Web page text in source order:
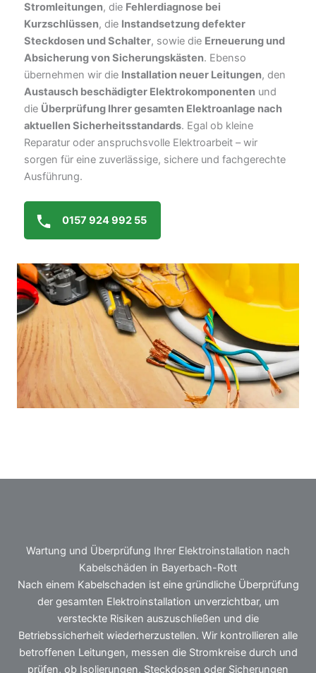
Stromleitungen, die Fehlerdiagnose bei
Kurzschlüssen, die Instandsetzung defekter
Steckdosen und Schalter, sowie die Erneuerung und
Absicherung von Sicherungskästen. Ebenso
übernehmen wir die Installation neuer Leitungen, den
Austausch beschädigter Elektrokomponenten und
die Überprüfung Ihrer gesamten Elektroanlage nach
aktuellen Sicherheitsstandards. Egal ob kleine
Reparatur oder anspruchsvolle Elektroarbeit – wir
sorgen für eine zuverlässige, sichere und fachgerechte
Ausführung.
0157 924 992 55
Wartung und Überprüfung Ihrer Elektroinstallation nach
Kabelschäden in Bayerbach-Rott
Nach einem Kabelschaden ist eine gründliche Überprüfung
der gesamten Elektroinstallation unverzichtbar, um
versteckte Risiken auszuschließen und die
Betriebssicherheit wiederherzustellen. Wir kontrollieren alle
betroffenen Leitungen, messen die Stromkreise durch und
prüfen, ob Isolierungen, Steckdosen oder Sicherungen